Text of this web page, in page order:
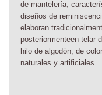
de mantelería,
diseños de
elaboran
posteriormenteen telar
hilo de algodón, de
naturales y artificiales.